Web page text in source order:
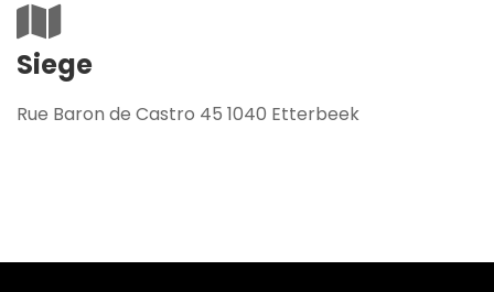
Siege
Rue Baron de Castro 45 1040 Etterbeek